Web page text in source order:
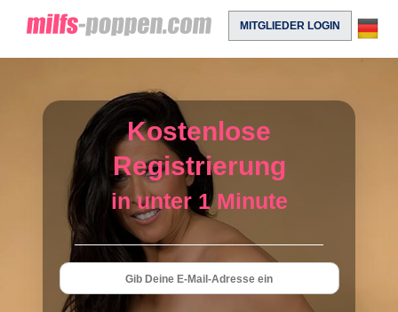
MITGLIEDER LOGIN
Kostenlose
Registrierung
in unter 1 Minute